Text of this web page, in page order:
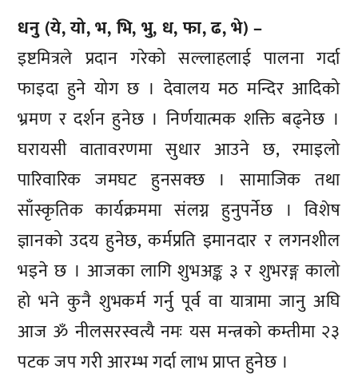
धनु (ये, यो, भ, भि, भु, ध, फा, ढ, भे) –
इष्टमित्रले प्रदान गरेको सल्लाहलाई पालना गर्दा
फाइदा हुने योग छ । देवालय मठ मन्दिर आदिको
भ्रमण र दर्शन हुनेछ । निर्णयात्मक शक्ति बढ्नेछ ।
घरायसी वातावरणमा सुधार आउने छ, रमाइलो
पारिवारिक जमघट हुनसक्छ । सामाजिक तथा
साँस्कृतिक कार्यक्रममा संलग्न हुनुपर्नेछ । विशेष
ज्ञानको उदय हुनेछ, कर्मप्रति इमानदार र लगनशील
भइने छ । आजका लागि शुभअङ्क ३ र शुभरङ्ग कालो
हो भने कुनै शुभकर्म गर्नु पूर्व वा यात्रामा जानु अघि
आज ॐ नीलसरस्वत्यै नमः यस मन्त्रको कम्तीमा २३
पटक जप गरी आरम्भ गर्दा लाभ प्राप्त हुनेछ ।